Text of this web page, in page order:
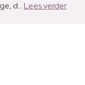
d...Lees verder